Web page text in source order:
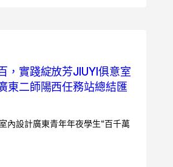
，實踐綻放芳JIUYI俱意室
東二師陽西任務站總結匯
內設計廣東青年年夜學生“百千萬